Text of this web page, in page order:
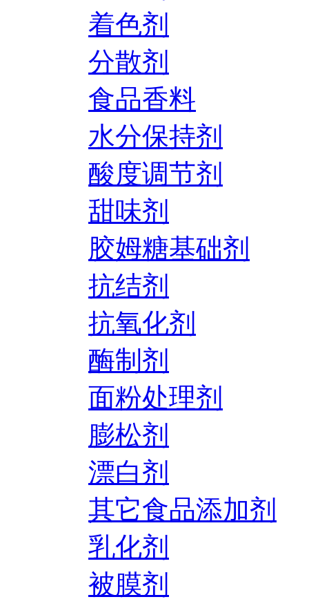
着色剂
分散剂
食品香料
水分保持剂
酸度调节剂
甜味剂
胶姆糖基础剂
抗结剂
抗氧化剂
酶制剂
面粉处理剂
膨松剂
漂白剂
其它食品添加剂
乳化剂
被膜剂